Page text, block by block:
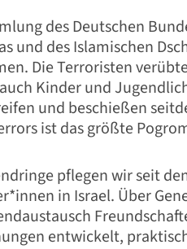
des Deutschen
und des Islamischen
Die Terroristen
Kinder und
und beschießen
ist das größte
pflegen wir seit
in Israel. Über
entwickelt,